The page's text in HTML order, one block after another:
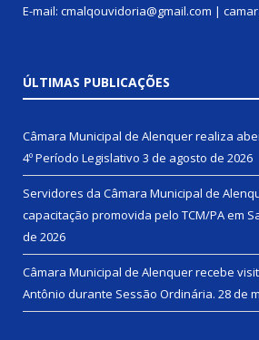
E-mail: cmalqouvidoria@gmail.com |
ÚLTIMAS PUBLICAÇÕES
Câmara Municipal de Alenquer realiza
4º Período Legislativo 3 de agosto de 2026
Servidores da Câmara Municipal de
capacitação promovida pelo TCM/PA em
de 2026
Câmara Municipal de Alenquer recebe
Antônio durante Sessão Ordinária. 28 de